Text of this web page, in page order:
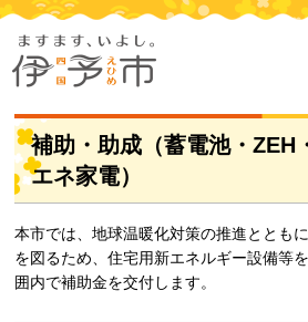
補助・助成（蓄電池・ZEH
エネ家電）
本市では、地球温暖化対策の推進ととも
を図るため、住宅用新エネルギー設備等
囲内で補助金を交付します。